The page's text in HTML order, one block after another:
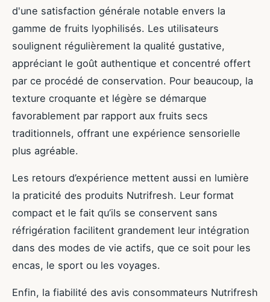
d'une satisfaction générale notable envers la
gamme de fruits lyophilisés. Les utilisateurs
soulignent régulièrement la qualité gustative,
appréciant le goût authentique et concentré offert
par ce procédé de conservation. Pour beaucoup, la
texture croquante et légère se démarque
favorablement par rapport aux fruits secs
traditionnels, offrant une expérience sensorielle
plus agréable.
Les retours d’expérience mettent aussi en lumière
la praticité des produits Nutrifresh. Leur format
compact et le fait qu’ils se conservent sans
réfrigération facilitent grandement leur intégration
dans des modes de vie actifs, que ce soit pour les
encas, le sport ou les voyages.
Enfin, la fiabilité des avis consommateurs Nutrifresh